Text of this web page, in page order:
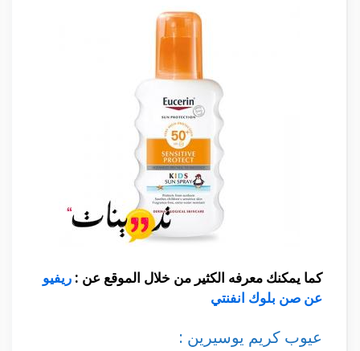
كما يمكنك معرفه الكثير من خلال الموقع عن : ريفيو
عن صن بلوك انفنتي
عيوب كريم يوسيرين :